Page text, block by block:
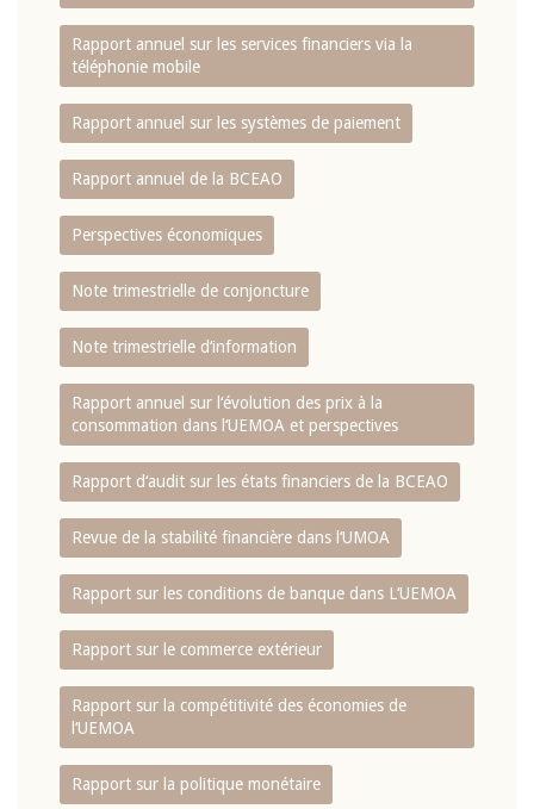
Rapport annuel sur les services financiers via la
téléphonie mobile
Rapport annuel sur les systèmes de paiement
Rapport annuel de la BCEAO
Perspectives économiques
Note trimestrielle de conjoncture
Note trimestrielle d‘information
Rapport annuel sur l‘évolution des prix à la
consommation dans l‘UEMOA et perspectives
Rapport d‘audit sur les états financiers de la BCEAO
Revue de la stabilité financière dans l‘UMOA
Rapport sur les conditions de banque dans L‘UEMOA
Rapport sur le commerce extérieur
Rapport sur la compétitivité des économies de
l‘UEMOA
Rapport sur la politique monétaire